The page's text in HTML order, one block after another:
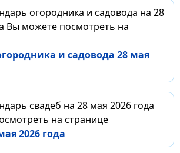
огородника и садовода на 28
Вы можете посмотреть на
и садовода 28 мая
свадеб на 28 мая 2026 года
на странице
2026 года